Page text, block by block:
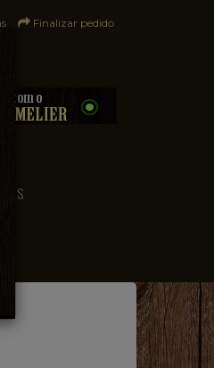
Finalizar pedido